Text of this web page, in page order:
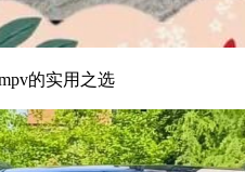
的实用之选